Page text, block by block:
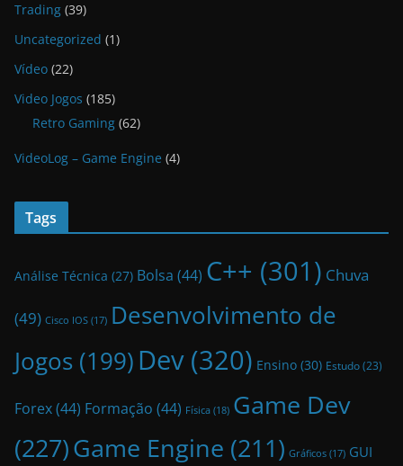
Trading (39)
Uncategorized (1)
Vídeo (22)
Video Jogos (185)
Retro Gaming (62)
VideoLog – Game Engine (4)
Tags
Análise Técnica (27) Bolsa (44) C++ (301) Chuva
(49) Cisco IOS (17) Desenvolvimento de
Jogos (199)Dev(320) Ensino (30) Estudo(23)
Forex(44) Formação (44) Física (18) Game Dev
(227)Game Engine (211) Gráficos (17) GUI